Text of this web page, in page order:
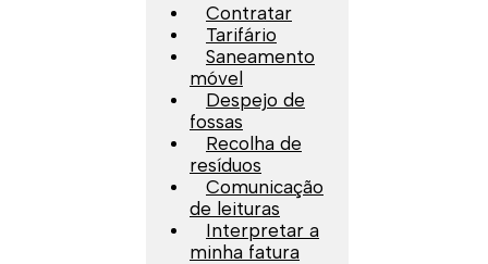
Contratar
Tarifário
Saneamento
móvel
Despejo de
fossas
Recolha de
resíduos
Comunicação
de leituras
Interpretar a
minha fatura